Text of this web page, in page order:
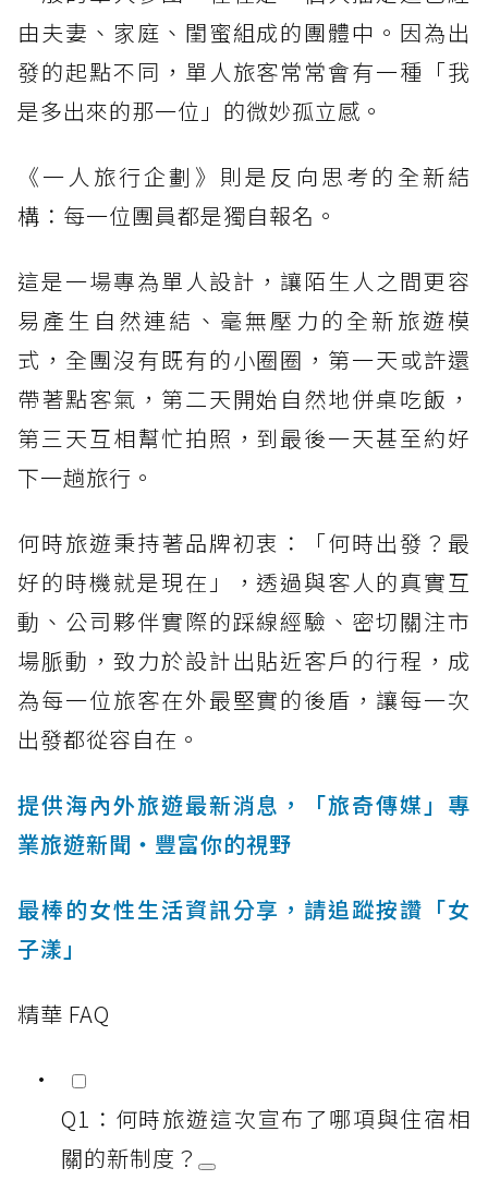
由夫妻、家庭、閨蜜組成的團體中。因為出
發的起點不同，單人旅客常常會有一種「我
是多出來的那一位」的微妙孤立感。
《一人旅行企劃》則是反向思考的全新結
構：每一位團員都是獨自報名。
這是一場專為單人設計，讓陌生人之間更容
易產生自然連結、毫無壓力的全新旅遊模
式，全團沒有既有的小圈圈，第一天或許還
帶著點客氣，第二天開始自然地併桌吃飯，
第三天互相幫忙拍照，到最後一天甚至約好
下一趟旅行。
何時旅遊秉持著品牌初衷：「何時出發？最
好的時機就是現在」，透過與客人的真實互
動、公司夥伴實際的踩線經驗、密切關注市
場脈動，致力於設計出貼近客戶的行程，成
為每一位旅客在外最堅實的後盾，讓每一次
出發都從容自在。
提供海內外旅遊最新消息，「旅奇傳媒」專
業旅遊新聞‧豐富你的視野
最棒的女性生活資訊分享，請追蹤按讚「女
子漾」
精華 FAQ
Q1：何時旅遊這次宣布了哪項與住宿相
關的新制度？